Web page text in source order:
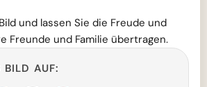
und lassen Sie die Freude und
Freunde und Familie übertragen.
BILD AUF: